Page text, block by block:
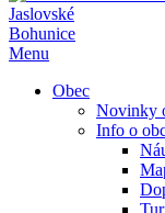
Jaslovské
Bohunice
Menu
Obec
Novinky
Info o